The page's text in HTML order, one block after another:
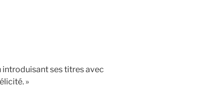
introduisant ses titres avec
»